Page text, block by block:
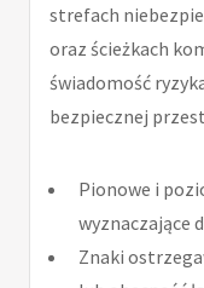
strefach
oraz ścieżkach
świadomość
bezpiecznej
Pionowe i
wyznaczające
Znaki